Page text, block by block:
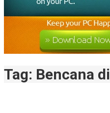
Tag: Bencana